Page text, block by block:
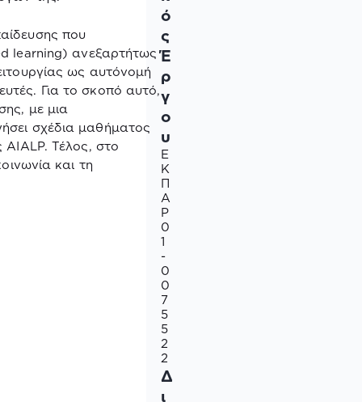
που
learning) ανεξαρτήτως
ως αυτόνομή
Για το σκοπό αυτό,
με μια
σχέδια μαθήματος
AIALP. Τέλος, στο
και τη
ό
ς
Έ
ρ
γ
ο
υ
Ε
Κ
Π
Α
Ρ
0
1
-
0
0
7
5
5
2
2
Δ
ι